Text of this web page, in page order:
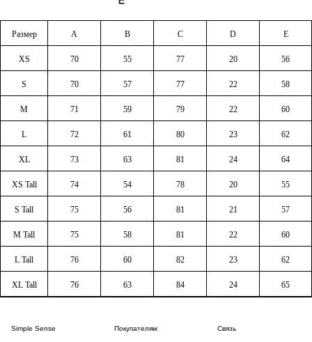
Размер A B C D E
XS 70 55 77 20 56
S 70 57 77 22 58
M 71 59 79 22 60
L 72 61 80 23 62
XL 73 63 81 24 64
XS Tall 74 54 78 20 55
S Tall 75 56 81 21 57
M Tall 75 58 81 22 60
L Tall 76 60 82 23 62
XL Tall 76 63 84 24 65
Simple Sense Покупателям Связь